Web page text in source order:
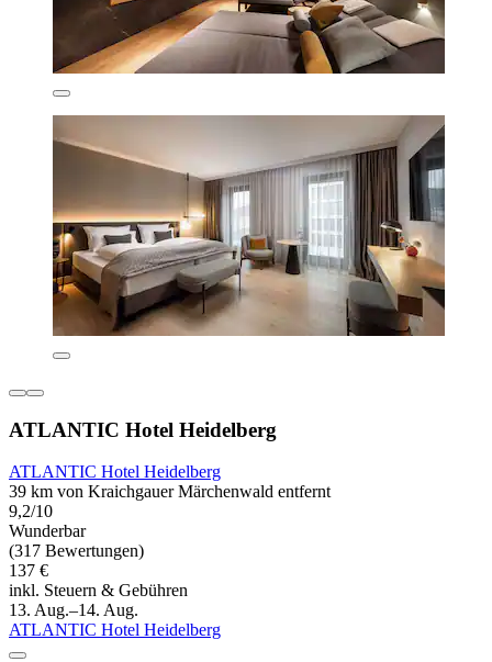
ATLANTIC Hotel Heidelberg
ATLANTIC Hotel Heidelberg
39 km von Kraichgauer Märchenwald entfernt
9,2/10
Wunderbar
(317 Bewertungen)
137 €
inkl. Steuern & Gebühren
13. Aug.–14. Aug.
ATLANTIC Hotel Heidelberg